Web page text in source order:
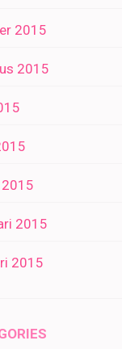
2015
2015
2015
2015